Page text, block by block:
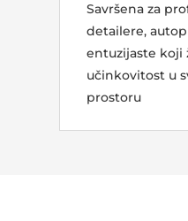
Savršena za
detailere,
entuzijaste koji
učinkovitost u
prostoru